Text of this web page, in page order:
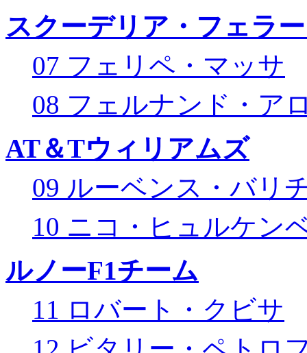
スクーデリア・フェラ
07 フェリペ・マッサ
08 フェルナンド・ア
AT＆Tウィリアムズ
09 ルーベンス・バリ
10 ニコ・ヒュルケン
ルノーF1チーム
11 ロバート・クビサ